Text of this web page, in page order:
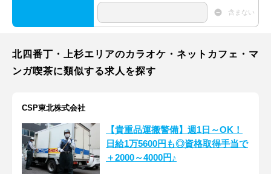
含まない
北四番丁・上杉エリアのカラオケ・ネットカフェ・マ
ンガ喫茶に類似する求人を探す
CSP東北株式会社
【貴重品運搬警備】週1日～OK！
日給1万5600円も◎資格取得手当で
＋2000～4000円♪